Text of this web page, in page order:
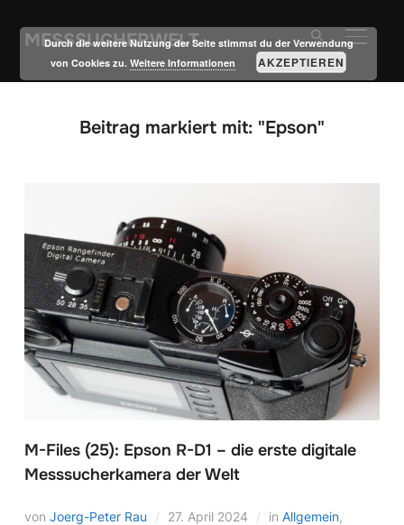
MESSSUCHERWELT
Beitrag markiert mit: "Epson"
M-Files (25): Epson R-D1 – die erste digitale
Messsucherkamera der Welt
von Joerg-Peter Rau 27. April 2024 in Allgemein,
Durch die weitere Nutzung der Seite stimmst du der Verwendung
von Cookies zu.Weitere Informationen AKZEPTIEREN